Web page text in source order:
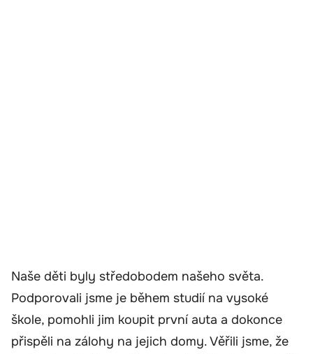
Naše děti byly středobodem našeho světa.
Podporovali jsme je během studií na vysoké
škole, pomohli jim koupit první auta a dokonce
přispěli na zálohy na jejich domy. Věřili jsme, že